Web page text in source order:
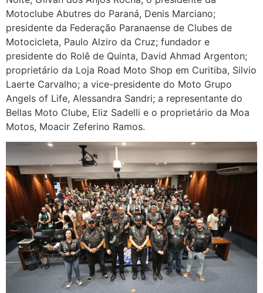
Motoclube Abutres do Paraná, Denis Marciano;
presidente da Federação Paranaense de Clubes de
Motocicleta, Paulo Alziro da Cruz; fundador e
presidente do Rolê de Quinta, David Ahmad Argenton;
proprietário da Loja Road Moto Shop em Curitiba, Silvio
Laerte Carvalho; a vice-presidente do Moto Grupo
Angels of Life, Alessandra Sandri; a representante do
Bellas Moto Clube, Eliz Sadelli e o proprietário da Moa
Motos, Moacir Zeferino Ramos.